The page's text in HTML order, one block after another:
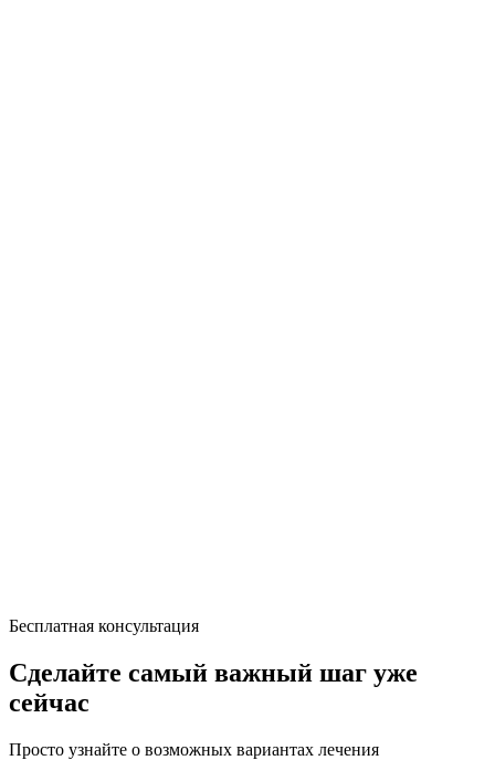
Бесплатная консультация
Сделайте самый важный шаг уже
сейчас
Просто узнайте о возможных вариантах лечения